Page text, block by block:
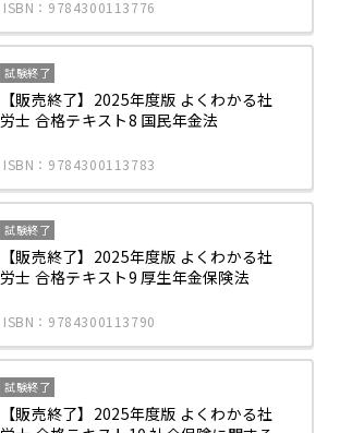
ISBN：9784300113776
試験終了
【販売終了】2025年度版 よくわかる社
労士 合格テキスト8 国民年金法
ISBN：9784300113783
試験終了
【販売終了】2025年度版 よくわかる社
労士 合格テキスト9 厚生年金保険法
ISBN：9784300113790
試験終了
【販売終了】2025年度版 よくわかる社